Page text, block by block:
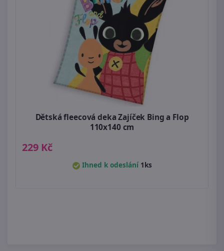
Dětská fleecová deka Zajíček Bing a Flop
110x140 cm
229 Kč
Ihned k odeslání 1ks